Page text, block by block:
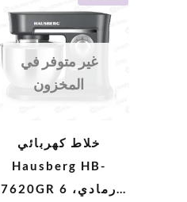
غير متوفر في
المخزون
خلاط كهربائي
Hausberg HB-
7620GR رمادي، 6
الأصلي
هو:
1.038 DH.
الحالي
هو: